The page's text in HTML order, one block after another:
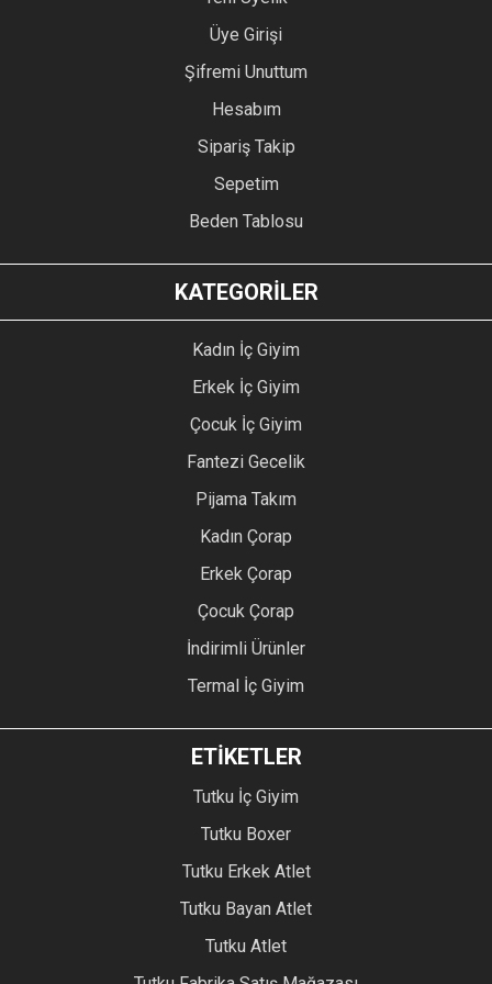
Üye Girişi
Şifremi Unuttum
Hesabım
Sipariş Takip
Sepetim
Beden Tablosu
KATEGORİLER
Kadın İç Giyim
Erkek İç Giyim
Çocuk İç Giyim
Fantezi Gecelik
Pijama Takım
Kadın Çorap
Erkek Çorap
Çocuk Çorap
İndirimli Ürünler
Termal İç Giyim
ETİKETLER
Tutku İç Giyim
Tutku Boxer
Tutku Erkek Atlet
Tutku Bayan Atlet
Tutku Atlet